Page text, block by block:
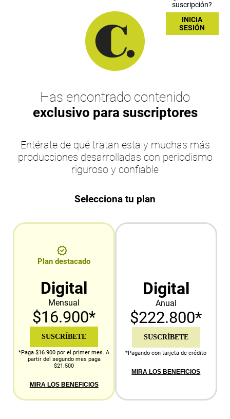
suscripción?
INICIA
SESIÓN
Has encontrado contenido
exclusivo para suscriptores
Entérate de qué tratan esta y muchas más
producciones desarrolladas con periodismo
riguroso y confiable
Selecciona tu plan
Plan destacado
Digital
Mensual
$16.900*
SUSCRÍBETE
*Paga $16.900 por el primer mes. A
partir del segundo mes paga
$21.500
MIRA LOS BENEFICIOS
Digital
Anual
$222.800*
SUSCRÍBETE
*Pagando con tarjeta de crédito
MIRA LOS BENEFICIOS